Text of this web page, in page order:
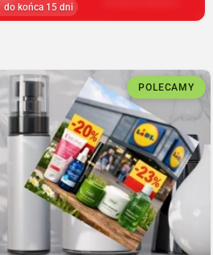
do końca 15 dni
POLECAMY